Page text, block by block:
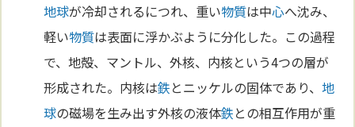
地球が冷却されるにつれ、重い物質は中心へ沈み、
軽い物質は表面に浮かぶように分化した。この過程
で、地殻、マントル、外核、内核という4つの層が
形成された。内核は鉄とニッケルの固体であり、地
球の磁場を生み出す外核の液体鉄との相互作用が重